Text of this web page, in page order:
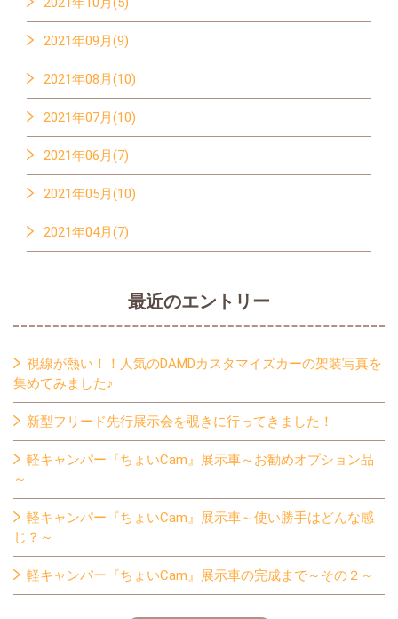
2021年09月(9)
2021年08月(10)
2021年07月(10)
2021年06月(7)
2021年05月(10)
2021年04月(7)
最近のエントリー
視線が熱い！！人気のDAMDカスタマイズカーの架装写真を
集めてみました♪
新型フリード先行展示会を覗きに行ってきました！
軽キャンパー『ちょいCam』展示車～お勧めオプション品
～
軽キャンパー『ちょいCam』展示車～使い勝手はどんな感
じ？～
軽キャンパー『ちょいCam』展示車の完成まで～その２～